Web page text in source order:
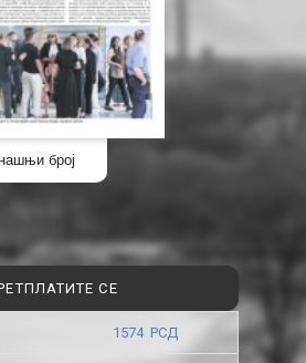
број
СЕ
1574 РСД